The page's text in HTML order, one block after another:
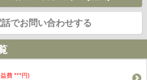
話でお問い合わせする
費 ***円)